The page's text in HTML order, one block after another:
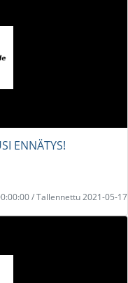
ENNÄTYS!
/ Tallennettu 2021-05-17